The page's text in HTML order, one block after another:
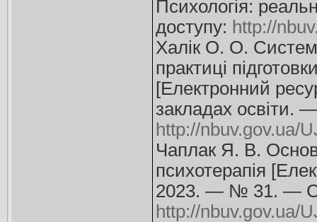
Психологія:
доступу: http://
Халік О. О.
практиці
[Електронний
закладах
http://nbuv.gov.ua/
Чаплак Я. В.
психотерапія
2023. — № 31. —
http://nbuv.gov.ua/